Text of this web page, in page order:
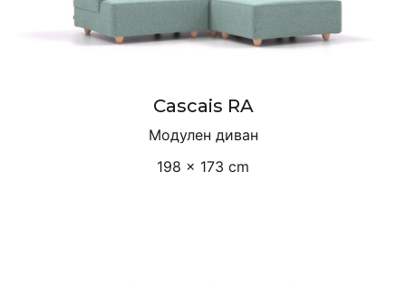
Cascais RA
Модулен диван
198 × 173 cm